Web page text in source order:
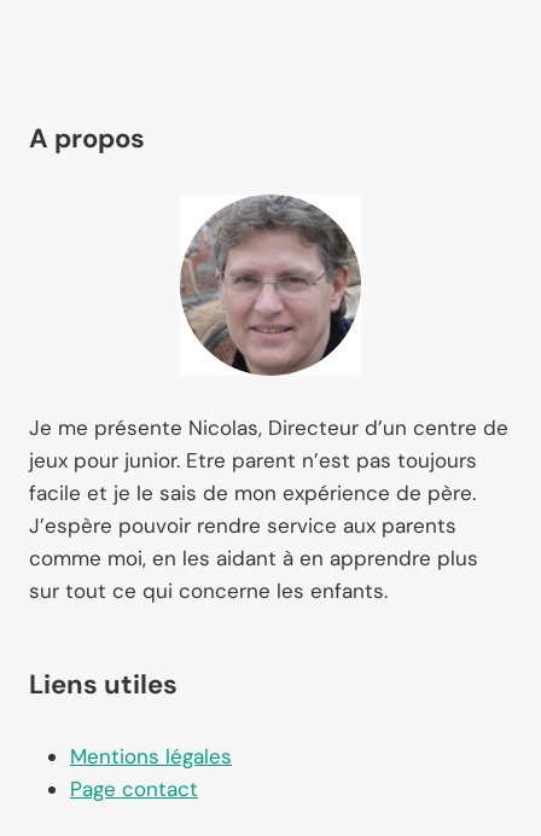
A propos
Je me présente Nicolas, Directeur d’un centre de
jeux pour junior. Etre parent n’est pas toujours
facile et je le sais de mon expérience de père.
J’espère pouvoir rendre service aux parents
comme moi, en les aidant à en apprendre plus
sur tout ce qui concerne les enfants.
Liens utiles
Mentions légales
Page contact